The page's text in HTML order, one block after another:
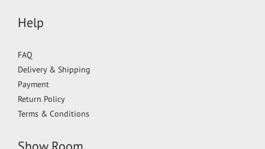
Help
FAQ
Delivery & Shipping
Payment
Return Policy
Terms & Conditions